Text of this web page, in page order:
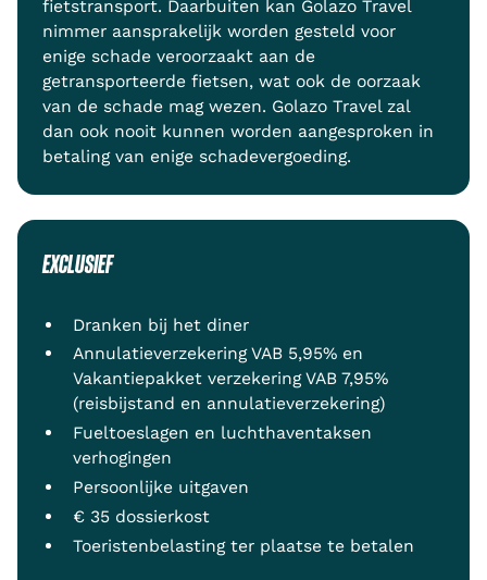
fietstransport. Daarbuiten kan Golazo Travel
nimmer aansprakelijk worden gesteld voor
enige schade veroorzaakt aan de
getransporteerde fietsen, wat ook de oorzaak
van de schade mag wezen. Golazo Travel zal
dan ook nooit kunnen worden aangesproken in
betaling van enige schadevergoeding.
EXCLUSIEF
Dranken bij het diner
Annulatieverzekering VAB 5,95% en
Vakantiepakket verzekering VAB 7,95%
(reisbijstand en annulatieverzekering)
Fueltoeslagen en luchthaventaksen
verhogingen
Persoonlijke uitgaven
€ 35 dossierkost
Toeristenbelasting ter plaatse te betalen